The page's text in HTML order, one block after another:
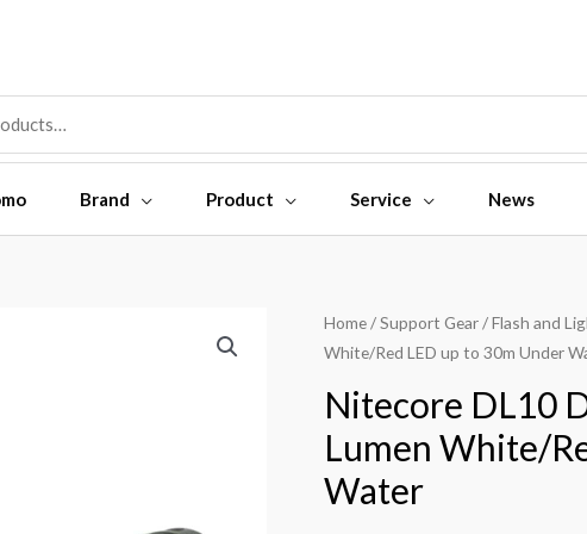
Brand Product Service News
Home/Support Gear/Flash and
White/Red LED up to 30m Under
Nitecore DL10
Lumen White/
Water
Nitecore
DL10
Flashlight
Lumen